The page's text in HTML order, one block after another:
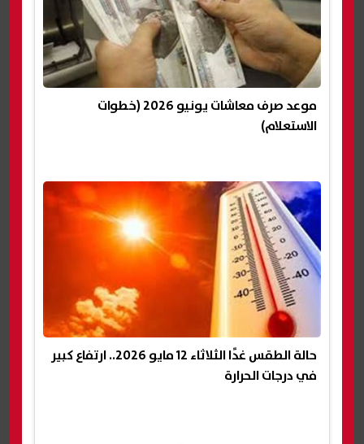
موعد صرف معاشات يونيو 2026 (خطوات
الاستعلام)
حالة الطقس غدًا الثلاثاء 12 مايو 2026.. ارتفاع كبير
في درجات الحرارة